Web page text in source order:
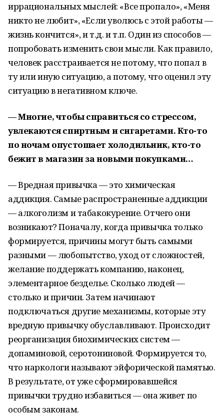
иррациональных мыслей: «Все пропало», «Меня
никто не любит», «Если уволюсь с этой работы —
жизнь кончится», и т.д. и т.п. Один из способов —
попробовать изменить свои мысли. Как правило,
человек расстраивается не потому, что попал в
ту или иную ситуацию, а потому, что оценил эту
ситуацию в негативном ключе.
— Многие, чтобы справиться со стрессом,
увлекаются спиртным и сигаретами. Кто-то
по ночам опустошает холодильник, кто-то
бежит в магазин за новыми покупками…
— Вредная привычка — это химическая
аддикция. Самые распространенные аддикции
— алкоголизм и табакокурение. Отчего они
возникают? Поначалу, когда привычка только
формируется, причины могут быть самыми
разными — любопытство, уход от сложностей,
желание поддержать компанию, наконец,
элементарное безделье. Сколько людей —
столько и причин. Затем начинают
подключаться другие механизмы, которые эту
вредную привычку обуславливают. Происходит
реорганизация биохимических систем —
допаминовой, серотониновой. Формируется то,
что наркологи называют эйфорической памятью.
В результате, от уже сформировавшейся
привычки трудно избавиться — она живет по
особым законам.